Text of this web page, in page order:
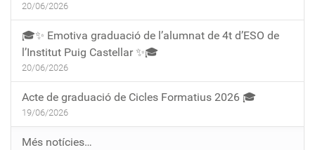
20/06/2026
🎓✨ Emotiva graduació de l’alumnat de 4t d’ESO de
l’Institut Puig Castellar ✨🎓
20/06/2026
Acte de graduació de Cicles Formatius 2026 🎓
19/06/2026
Més notícies…